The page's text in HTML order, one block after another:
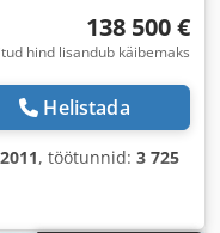
138 500 €
hind lisandub käibemaks
Helistada
2011, töötunnid: 3 725